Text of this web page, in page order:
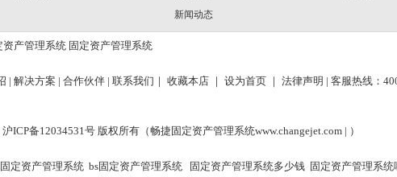
新闻动态
资产管理系统 固定资产管理系统
| 解决方案 | 合作伙伴 | 联系我们｜ 收藏本店 ｜ 设为首页 ｜ 法律声明 | 客服热线：
沪ICP备12034531号 版权所有（畅捷固定资产管理系统www.changejet.com | ）
定资产管理系统 bs固定资产管理系统 固定资产管理系统多少钱 固定资产管理系统